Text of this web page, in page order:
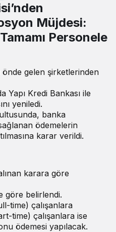
Müjdesi:
Personele
gelen şirketlerinden
Yapı Kredi Bankası ile
yeniledi.
banka
ödemelerin
karar verildi.
karara göre
göre belirlendi.
time) çalışanlara
time) çalışanlara ise
ödemesi yapılacak.